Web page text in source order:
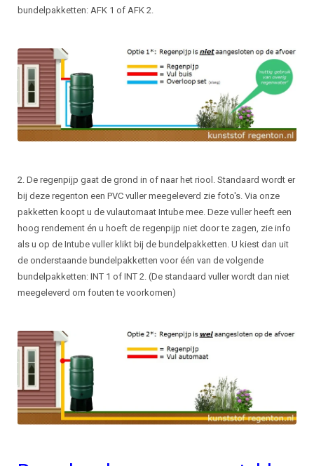
bundelpakketten: AFK 1 of AFK 2.
2. De regenpijp gaat de grond in of naar het riool. Standaard wordt er
bij deze regenton een PVC vuller meegeleverd zie foto's. Via onze
pakketten koopt u de vulautomaat Intube mee. Deze vuller heeft een
hoog rendement én u hoeft de regenpijp niet door te zagen, zie info
als u op de Intube vuller klikt bij de bundelpakketten. U kiest dan uit
de onderstaande bundelpakketten voor één van de volgende
bundelpakketten: INT 1 of INT 2. (De standaard vuller wordt dan niet
meegeleverd om fouten te voorkomen)